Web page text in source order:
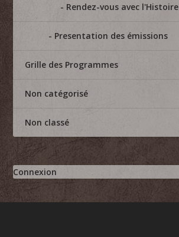
Rendez-vous avec l'Histoire
Presentation des émissions
Grille des Programmes
Non catégorisé
Non classé
Connexion